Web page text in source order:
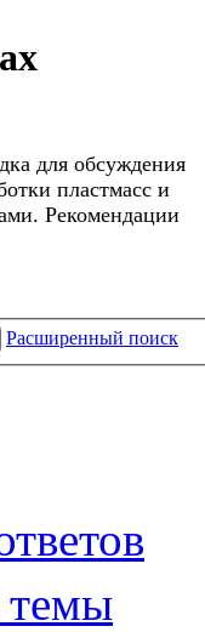
для обсуждения
пластмасс и
Рекомендации
Расширенный поиск
темы